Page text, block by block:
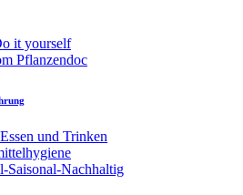
it yourself
Pflanzendoc
und Trinken
Saisonal-Nachhaltig